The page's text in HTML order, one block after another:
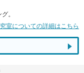
。
室についての詳細はこちら